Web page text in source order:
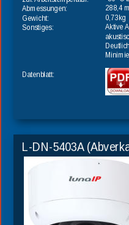
L-DN-5403A
Abmessungen:
Gewicht:
Sonstiges:
Datenblatt:
288,4
0,73kg
Aktive